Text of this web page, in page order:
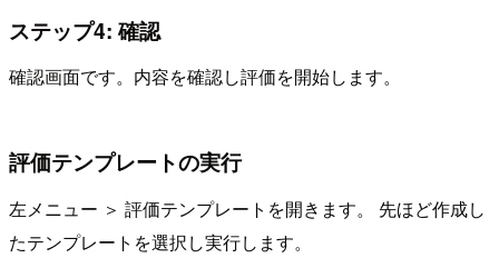
ステップ4: 確認
確認画面です。内容を確認し評価を開始します。
評価テンプレートの実行
左メニュー ＞ 評価テンプレートを開きます。 先ほど作成し
たテンプレートを選択し実行します。